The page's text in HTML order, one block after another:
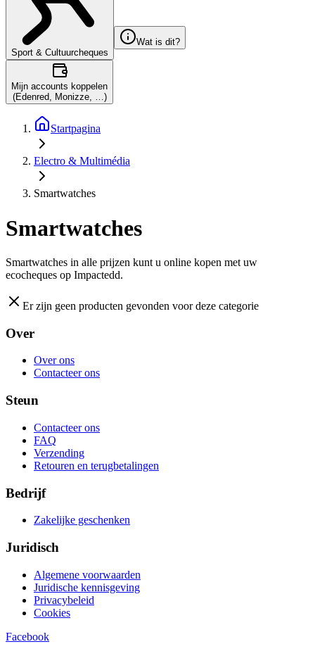
Sport & Cultuurcheques
Wat is dit?
Mijn accounts koppelen
(Edenred, Monizze, …)
Startpagina
Electro & Multimédia
Smartwatches
Smartwatches
Smartwatches in alle prijzen kunt u online kopen met uw
ecocheques op Impactedd.
Er zijn geen producten gevonden voor deze categorie
Over
Over ons
Contacteer ons
Steun
Contacteer ons
FAQ
Verzending
Retouren en terugbetalingen
Bedrijf
Zakelijke geschenken
Juridisch
Algemene voorwaarden
Juridische kennisgeving
Privacybeleid
Cookies
Facebook